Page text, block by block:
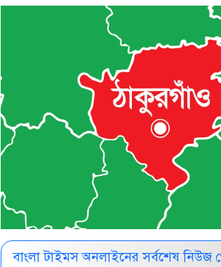
বাংলা টাইমস অনলাইনের সর্বশেষ